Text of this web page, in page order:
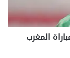
المغرب